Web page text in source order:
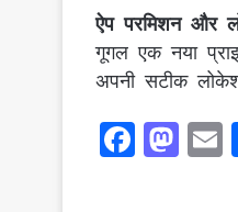
ऐप परमिशन और
गूगल एक नया
अपनी सटीक
F
a M
a